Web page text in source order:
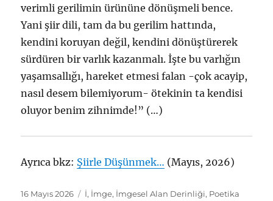
verimli gerilimin ürününe dönüşmeli bence.
Yani şiir dili, tam da bu gerilim hattında,
kendini koruyan değil, kendini dönüştürerek
sürdüren bir varlık kazanmalı. İşte bu varlığın
yaşamsallığı, hareket etmesi falan -çok acayip,
nasıl desem bilemiyorum- ötekinin ta kendisi
oluyor benim zihnimde!” (…)
Ayrıca bkz: Şiirle Düşünmek… (Mayıs, 2026)
Yayın
16 Mayıs 2026 Etiketler
İ, İmge, İmgesel Alan Derinliği, Poetika